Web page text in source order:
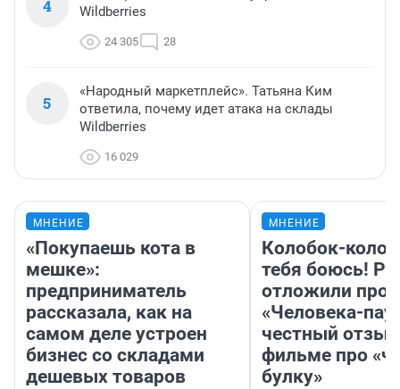
4
Wildberries
24 305 28
5
«Народный маркетплейс». Татьяна Ким
ответила, почему идет атака на склады
Wildberries
16 029
МНЕНИЕ
«Покупаешь кота в
мешке»:
предприниматель
рассказала, как на
самом деле устроен
бизнес со складами
дешевых товаров
МНЕНИЕ
Колобок-
тебя боюсь!
отложили
«Человека-
честный
фильме про
булку»